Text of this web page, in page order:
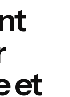
et